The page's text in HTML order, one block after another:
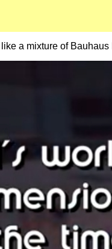
a mixture of